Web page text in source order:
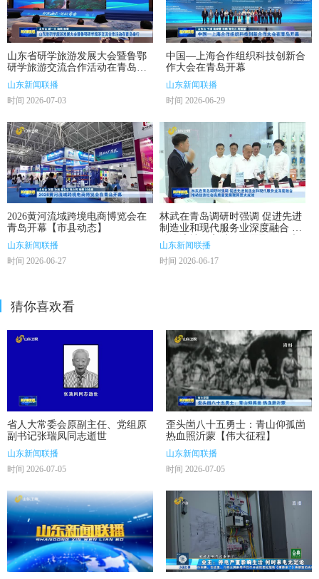
山东省研学旅游发展大会暨鲁鄂
研学旅游交流合作活动在青岛举
行
山东新闻联播
时间 2026-07-03
中国—上海合作组织科技创新合
作大会在青岛开幕
山东新闻联播
时间 2026-06-29
2026黄河流域跨境电商博览会在
青岛开幕【市县动态】
山东新闻联播
时间 2026-06-27
林武在青岛调研时强调 促进先进
制造业和现代服务业深度融合 推
动经济社会高质量发展取得更大
成效
山东新闻联播
时间 2026-06-17
猜你喜欢看
省人大常委会原副主任、党组原
副书记张瑞凤同志逝世
山东新闻联播
时间 2026-07-05
歪头崮八十五勇士：青山仰孤崮
热血照沂蒙【伟大征程】
山东新闻联播
时间 2026-07-05